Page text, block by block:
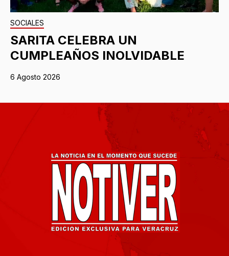
SOCIALES
SARITA CELEBRA UN
CUMPLEAÑOS INOLVIDABLE
6 Agosto 2026